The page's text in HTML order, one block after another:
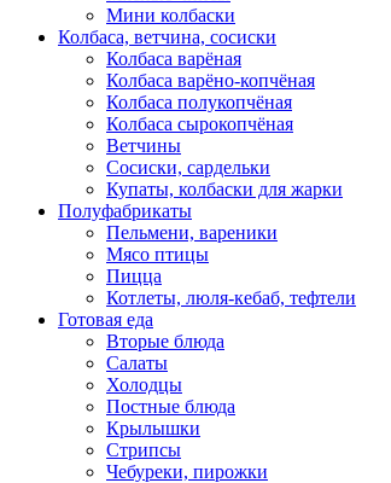
Мини колбаски
Колбаса, ветчина, сосиски
Колбаса варёная
Колбаса варёно-копчёная
Колбаса полукопчёная
Колбаса сырокопчёная
Ветчины
Сосиски, сардельки
Купаты, колбаски для жарки
Полуфабрикаты
Пельмени, вареники
Мясо птицы
Пицца
Котлеты, люля-кебаб, тефтели
Готовая еда
Вторые блюда
Салаты
Холодцы
Постные блюда
Крылышки
Стрипсы
Чебуреки, пирожки